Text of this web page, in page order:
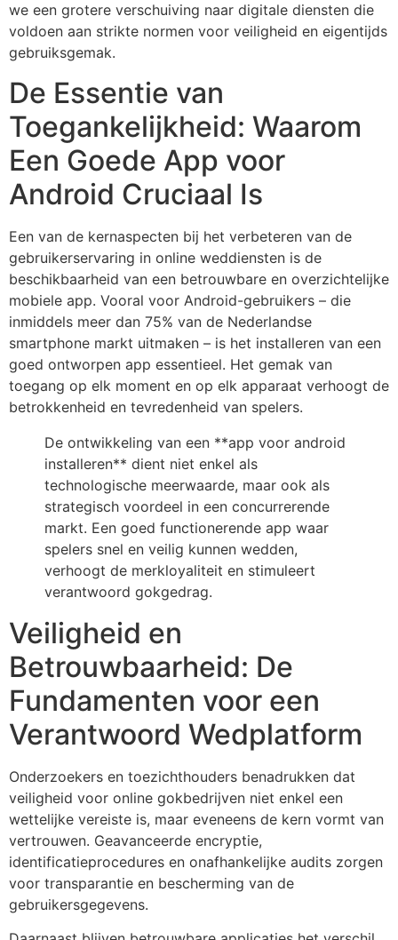
we een grotere verschuiving naar digitale diensten die
voldoen aan strikte normen voor veiligheid en eigentijds
gebruiksgemak.
De Essentie van
Toegankelijkheid: Waarom
Een Goede App voor
Android Cruciaal Is
Een van de kernaspecten bij het verbeteren van de
gebruikerservaring in online weddiensten is de
beschikbaarheid van een betrouwbare en overzichtelijke
mobiele app. Vooral voor Android-gebruikers – die
inmiddels meer dan 75% van de Nederlandse
smartphone markt uitmaken – is het installeren van een
goed ontworpen app essentieel. Het gemak van
toegang op elk moment en op elk apparaat verhoogt de
betrokkenheid en tevredenheid van spelers.
De ontwikkeling van een **app voor android
installeren** dient niet enkel als
technologische meerwaarde, maar ook als
strategisch voordeel in een concurrerende
markt. Een goed functionerende app waar
spelers snel en veilig kunnen wedden,
verhoogt de merkloyaliteit en stimuleert
verantwoord gokgedrag.
Veiligheid en
Betrouwbaarheid: De
Fundamenten voor een
Verantwoord Wedplatform
Onderzoekers en toezichthouders benadrukken dat
veiligheid voor online gokbedrijven niet enkel een
wettelijke vereiste is, maar eveneens de kern vormt van
vertrouwen. Geavanceerde encryptie,
identificatieprocedures en onafhankelijke audits zorgen
voor transparantie en bescherming van de
gebruikersgegevens.